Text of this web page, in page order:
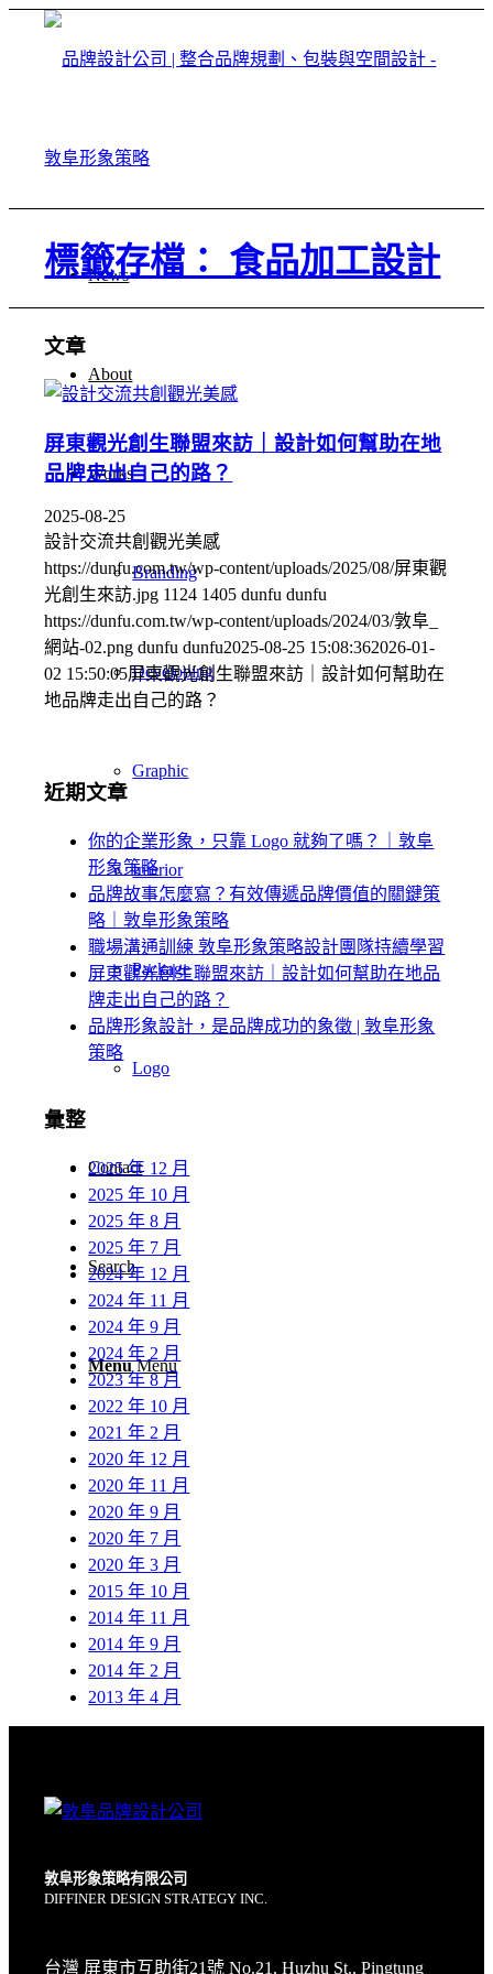
News
About
Works
Branding
Developing
Graphic
Interior
Package
Logo
Contact
Search
Menu Menu
標籤存檔： 食品加工設計
文章
屏東觀光創生聯盟來訪｜設計如何幫助在地
品牌走出自己的路？
2025-08-25
設計交流共創觀光美感
https://dunfu.com.tw/wp-content/uploads/2025/08/屏東觀
光創生來訪.jpg 1124 1405 dunfu dunfu
https://dunfu.com.tw/wp-content/uploads/2024/03/敦阜_
網站-02.png dunfu dunfu2025-08-25 15:08:362026-01-
02 15:50:05屏東觀光創生聯盟來訪｜設計如何幫助在
地品牌走出自己的路？
近期文章
你的企業形象，只靠 Logo 就夠了嗎？｜敦阜
形象策略
品牌故事怎麼寫？有效傳遞品牌價值的關鍵策
略｜敦阜形象策略
職場溝通訓練 敦阜形象策略設計團隊持續學習
屏東觀光創生聯盟來訪｜設計如何幫助在地品
牌走出自己的路？
品牌形象設計，是品牌成功的象徵 | 敦阜形象
策略
彙整
2025 年 12 月
2025 年 10 月
2025 年 8 月
2025 年 7 月
2024 年 12 月
2024 年 11 月
2024 年 9 月
2024 年 2 月
2023 年 8 月
2022 年 10 月
2021 年 2 月
2020 年 12 月
2020 年 11 月
2020 年 9 月
2020 年 7 月
2020 年 3 月
2015 年 10 月
2014 年 11 月
2014 年 9 月
2014 年 2 月
2013 年 4 月
敦阜形象策略有限公司
DIFFINER DESIGN STRATEGY INC.
台灣 屏東市互助街21號 No.21, Huzhu St., Pingtung